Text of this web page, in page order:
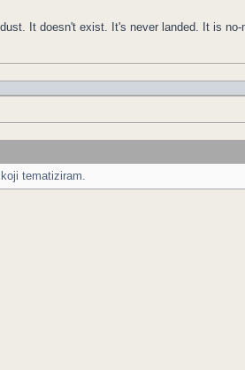
It doesn't exist. It's never landed. It is
tematiziram.